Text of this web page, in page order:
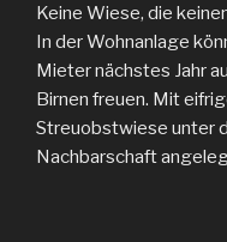
Keine Wiese, die
In der Wohnanlage
Mieter nächstes Jahr
Birnen freuen. Mit
Streuobstwiese unter
Nachbarschaft